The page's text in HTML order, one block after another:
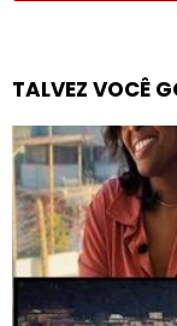
TALVEZ VOCÊ